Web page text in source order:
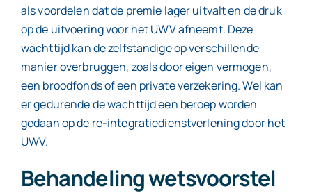
als voordelen dat de premie lager uitvalt en de druk
op de uitvoering voor het UWV afneemt. Deze
wachttijd kan de zelfstandige op verschillende
manier overbruggen, zoals door eigen vermogen,
een broodfonds of een private verzekering. Wel kan
er gedurende de wachttijd een beroep worden
gedaan op de re-integratiedienstverlening door het
UWV.
Behandeling wetsvoorstel